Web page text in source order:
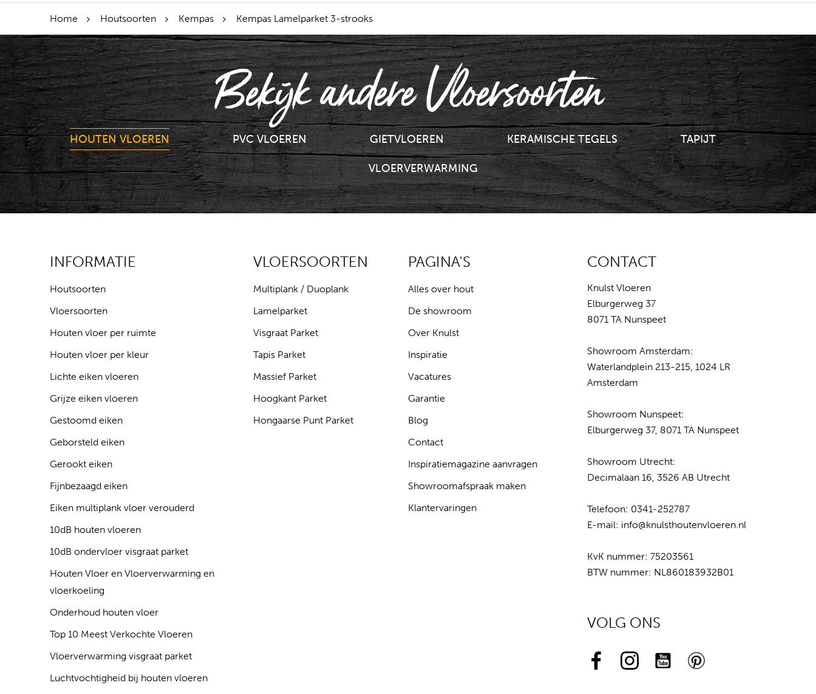
Home Houtsoorten Kempas Kempas Lamelparket 3-strooks
Bekijk andere Vloersoorten
HOUTEN VLOEREN PVC VLOEREN GIETVLOEREN KERAMISCHE TEGELS TAPIJT
VLOERVERWARMING
INFORMATIE
Houtsoorten
Vloersoorten
Houten vloer per ruimte
Houten vloer per kleur
Lichte eiken vloeren
Grijze eiken vloeren
Gestoomd eiken
Geborsteld eiken
Gerookt eiken
Fijnbezaagd eiken
Eiken multiplank vloer verouderd
10dB houten vloeren
10dB ondervloer visgraat parket
Houten Vloer en Vloerverwarming en
vloerkoeling
Onderhoud houten vloer
Top 10 Meest Verkochte Vloeren
Vloerverwarming visgraat parket
Luchtvochtigheid bij houten vloeren
VLOERSOORTEN
Multiplank / Duoplank
Lamelparket
Visgraat Parket
Tapis Parket
Massief Parket
Hoogkant Parket
Hongaarse Punt Parket
PAGINA'S
Alles over hout
De showroom
Over Knulst
Inspiratie
Vacatures
Garantie
Blog
Contact
Inspiratiemagazine aanvragen
Showroomafspraak maken
Klantervaringen
CONTACT
Knulst Vloeren
Elburgerweg 37
8071 TA Nunspeet
Showroom Amsterdam:
Waterlandplein 213-215, 1024 LR
Amsterdam
Showroom Nunspeet:
Elburgerweg 37, 8071 TA Nunspeet
Showroom Utrecht:
Decimalaan 16, 3526 AB Utrecht
Telefoon: 0341-252787
E-mail: info@knulsthoutenvloeren.nl
KvK nummer: 75203561
BTW nummer: NL860183932B01
VOLG ONS